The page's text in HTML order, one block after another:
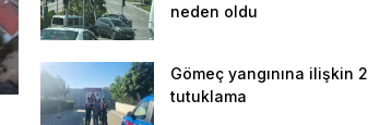
neden oldu
Gömeç yangınına ilişkin 2
tutuklama